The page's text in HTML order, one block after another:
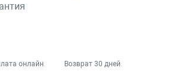
онлайн Возврат 30 дней